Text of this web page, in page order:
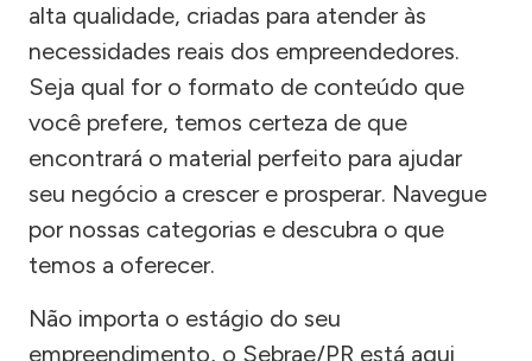
alta qualidade, criadas para atender às
necessidades reais dos empreendedores.
Seja qual for o formato de conteúdo que
você prefere, temos certeza de que
encontrará o material perfeito para ajudar
seu negócio a crescer e prosperar. Navegue
por nossas categorias e descubra o que
temos a oferecer.
Não importa o estágio do seu
empreendimento, o Sebrae/PR está aqui